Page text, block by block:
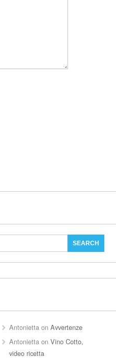
Antonietta onAvvertenze
Antonietta onVino Cotto,
video ricetta